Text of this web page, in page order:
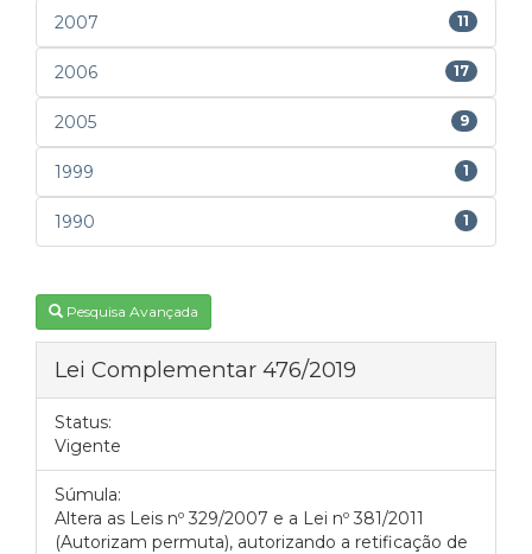
2007 11
2006 17
2005 9
1999 1
1990 1
Pesquisa Avançada
Lei Complementar 476/2019
Status:
Vigente
Súmula:
Altera as Leis nº 329/2007 e a Lei nº 381/2011
(Autorizam permuta), autorizando a retificação de